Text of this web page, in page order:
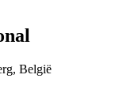
België